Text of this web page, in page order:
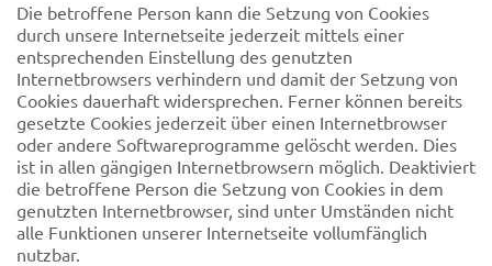
Die betroffene Person kann die Setzung von Cookies
durch unsere Internetseite jederzeit mittels einer
entsprechenden Einstellung des genutzten
Internetbrowsers verhindern und damit der Setzung von
Cookies dauerhaft widersprechen. Ferner können bereits
gesetzte Cookies jederzeit über einen Internetbrowser
oder andere Softwareprogramme gelöscht werden. Dies
ist in allen gängigen Internetbrowsern möglich. Deaktiviert
die betroffene Person die Setzung von Cookies in dem
genutzten Internetbrowser, sind unter Umständen nicht
alle Funktionen unserer Internetseite vollumfänglich
nutzbar.